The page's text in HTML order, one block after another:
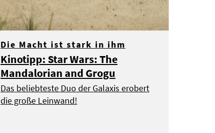
Die Macht ist stark in ihm
Kinotipp: Star Wars: The
Mandalorian and Grogu
Das beliebteste Duo der Galaxis erobert
die große Leinwand!